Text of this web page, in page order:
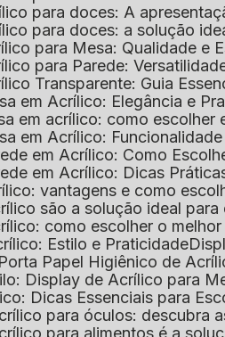
para doces: A
para doces: a solução
para Mesa: Qualidade e
para Parede:
Transparente: Guia
em Acrílico: Elegância e
em acrílico: como
em Acrílico:
em Acrílico: Como
em Acrílico: Dicas
vantagens e como
são a solução ideal
como escolher o
Estilo e Praticidade
Papel Higiênico de
Display de Acrílico para
Dicas Essenciais para
para óculos: descubra
para alimentos é a